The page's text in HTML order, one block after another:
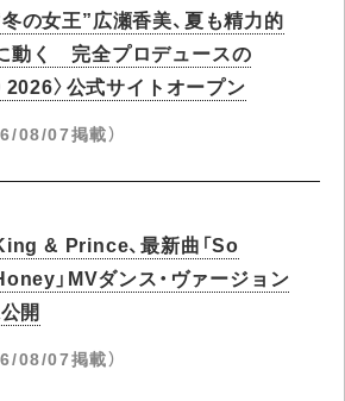
の女王”広瀬香美、夏も精力的
動く 完全プロデュースの
〉公式サイトオープン
08/07掲載）
& Prince、最新曲「So
」MVダンス・ヴァージョン
開
08/07掲載）